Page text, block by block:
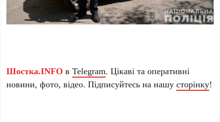
Шостка.INFO вTelegram. Цікаві та оперативні
новини, фото, відео. Підписуйтесь на нашусторінку!